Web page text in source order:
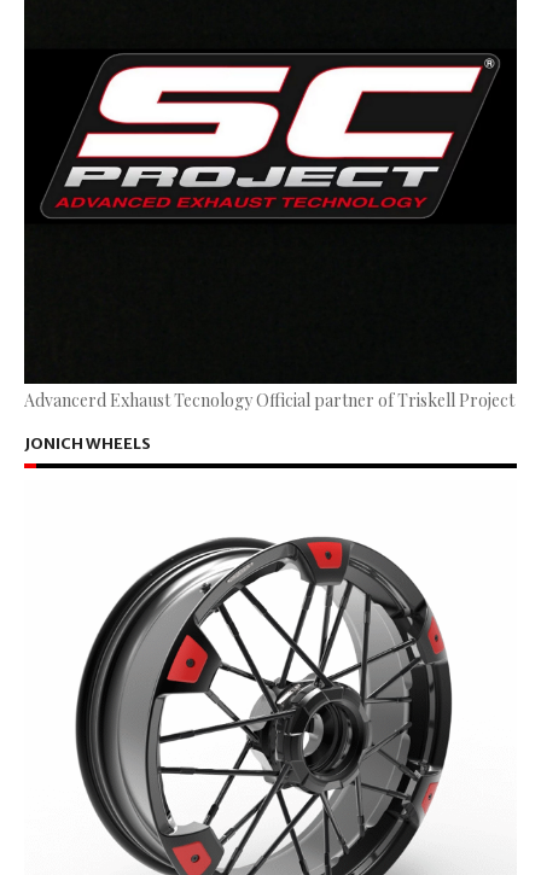
Advancerd Exhaust Tecnology Official partner of Triskell Project
JONICH WHEELS